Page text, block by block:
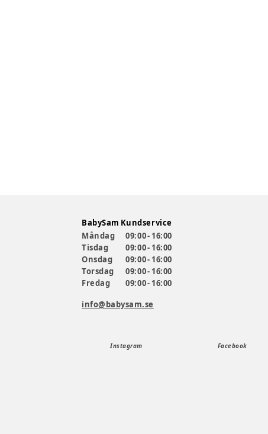
BabySam Kundservice
Måndag
09:00 - 16:00
Tisdag
09:00 - 16:00
Onsdag
09:00 - 16:00
Torsdag
09:00 - 16:00
Fredag
09:00 - 16:00
info@babysam.se
Instagram Facebook